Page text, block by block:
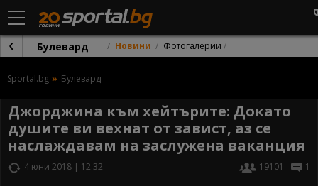
Булевард Новини Фотогалерии
Sportal.bg Булевард
Джорджина към хейтърите: Докато
душите ви вехнат от завист, аз се
наслаждавам на заслужена ваканция
4 юни 2018 | 12:32 19101 1